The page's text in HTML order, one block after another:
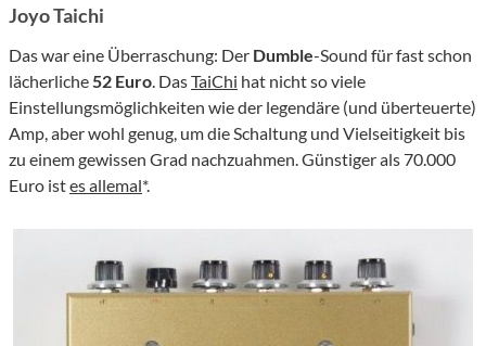
Joyo Taichi
Das war eine Überraschung: Der Dumble-Sound für fast schon
lächerliche 52 Euro . DasTaiChi hat nicht so viele
Einstellungsmöglichkeiten wie der legendäre (und überteuerte)
Amp, aber wohl genug, um die Schaltung und Vielseitigkeit bis
zu einem gewissen Grad nachzuahmen. Günstiger als 70.000
Euro istes allemal*.